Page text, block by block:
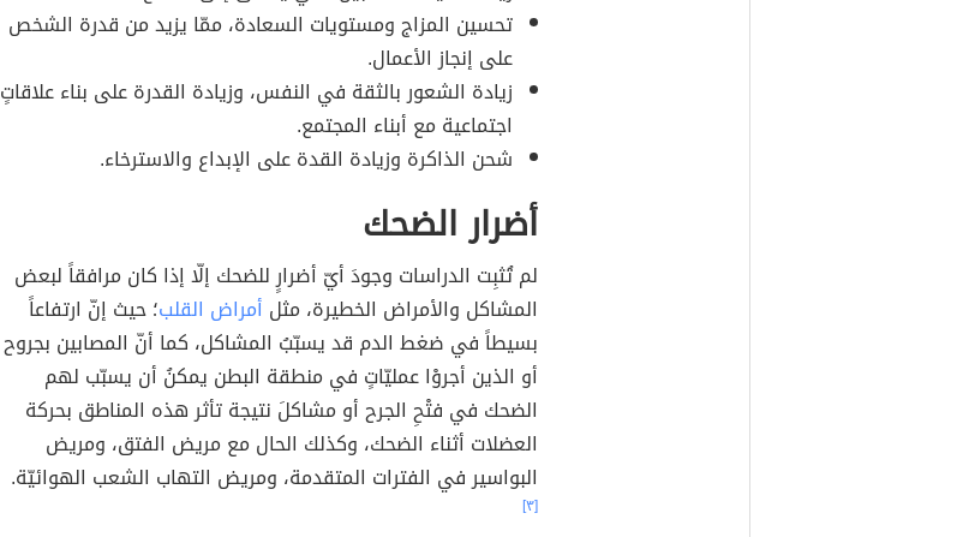
تحسين المزاج ومستويات السعادة، ممّا يزيد من قدرة الشخص
على إنجاز الأعمال.
زيادة الشعور بالثقة في النفس، وزيادة القدرة على بناء علاقاتٍ
اجتماعية مع أبناء المجتمع.
شحن الذاكرة وزيادة القدة على الإبداع والاسترخاء.
أضرار الضحك
لم تُثبِت الدراسات وجودَ أيّ أضرارٍ للضحك إلّا إذا كان مرافقاً لبعض
المشاكل والأمراض الخطيرة، مثل أمراض القلب؛ حيث إنّ ارتفاعاً
بسيطاً في ضغط الدم قد يسبّبُ المشاكل، كما أنّ المصابين بجروح
أو الذين أجروْا عمليّاتٍ في منطقة البطن يمكنُ أن يسبّب لهم
الضحك في فتْحِ الجرح أو مشاكلَ نتيجة تأثر هذه المناطق بحركة
العضلات أثناء الضحك، وكذلك الحال مع مريض الفتق، ومريض
البواسير في الفترات المتقدمة، ومريض التهاب الشعب الهوائيّة.
[٣]